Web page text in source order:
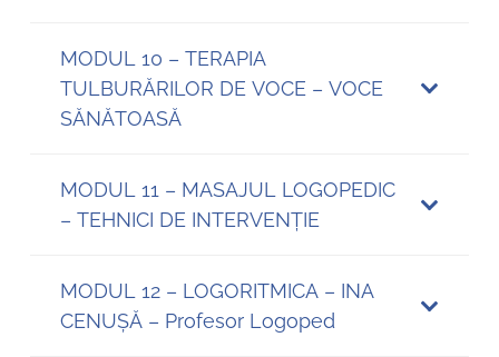
MODUL 10 – TERAPIA
TULBURĂRILOR DE VOCE – VOCE
SĂNĂTOASĂ
MODUL 11 – MASAJUL LOGOPEDIC
– TEHNICI DE INTERVENȚIE
MODUL 12 – LOGORITMICA – INA
CENUȘĂ – Profesor Logoped